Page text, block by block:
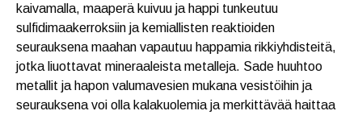
kaivamalla, maaperä kuivuu ja happi tunkeutuu
sulfidimaakerroksiin ja kemiallisten reaktioiden
seurauksena maahan vapautuu happamia rikkiyhdisteitä,
jotka liuottavat mineraaleista metalleja. Sade huuhtoo
metallit ja hapon valumavesien mukana vesistöihin ja
seurauksena voi olla kalakuolemia ja merkittävää haittaa